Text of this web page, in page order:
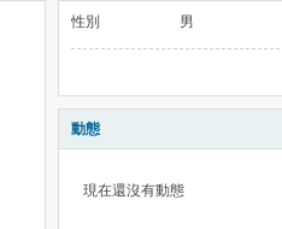
性別 男
動態
現在還沒有動態